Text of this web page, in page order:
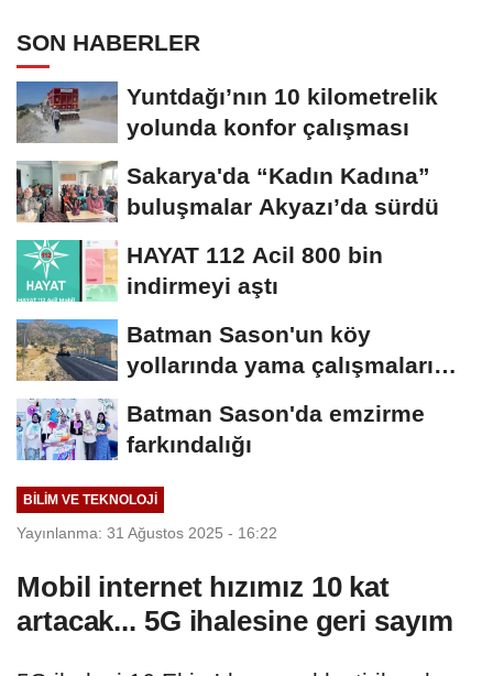
SON HABERLER
Yuntdağı’nın 10 kilometrelik
yolunda konfor çalışması
Sakarya'da “Kadın Kadına”
buluşmalar Akyazı’da sürdü
HAYAT 112 Acil 800 bin
indirmeyi aştı
Batman Sason'un köy
yollarında yama çalışmaları
Batman Sason'da emzirme
farkındalığı
BILIM VE TEKNOLOJI
Yayınlanma: 31 Ağustos 2025 - 16:22
Mobil internet hızımız 10 kat
artacak... 5G ihalesine geri sayım